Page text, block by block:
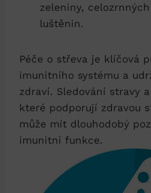
zeleniny,
luštěnin.
Péče o střeva je klíčová
imunitního systému a
zdraví. Sledování stravy
které podporují zdravou
může mít dlouhodobý
imunitní funkce.